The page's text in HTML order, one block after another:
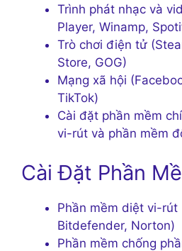
Trình phát nhạc và
Player, Winamp,
Trò chơi điện tử
Store, GOG)
Mạng xã hội
TikTok)
Cài đặt phần mềm
vi-rút và phần mềm
Cài Đặt Phần
Phần mềm diệt vi-rút
Bitdefender, Norton)
Phần mềm chống